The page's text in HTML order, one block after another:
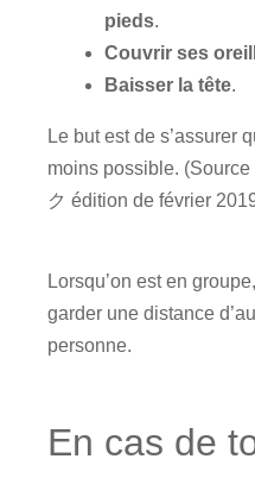
pieds.
Couvrir ses
Baisser la tête.
Le but est de s’assurer
moins possible.
ク édition de février
Lorsqu’on est en
garder une distance
personne.
En cas de